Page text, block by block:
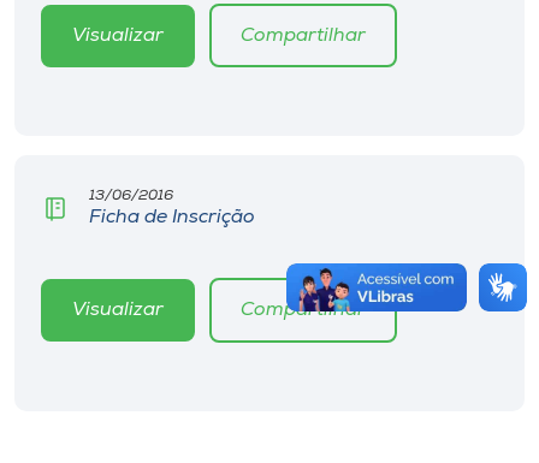
Visualizar Compartilhar
13/06/2016
Ficha de Inscrição
Visualizar Compartilhar